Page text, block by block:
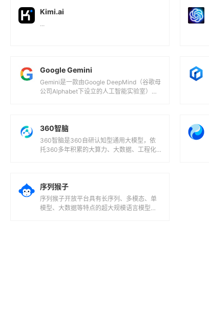
Kimi.ai
...
‎Google Gemini
Gemini是一款由Google DeepMind（谷歌母
公司Alphabet下设立的人工智能实验室）于2
360智脑
360智脑是360自研认知型通用大模型，依
托360多年积累的大算力、大数据、工程化
序列猴子
序列猴子开放平台具有长序列、多模态、单
模型、大数据等特点的超大规模语言模型，